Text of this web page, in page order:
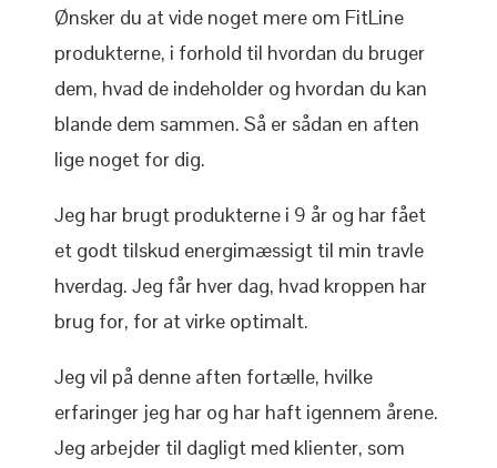
Ønsker du at vide noget mere om FitLine
produkterne, i forhold til hvordan du bruger
dem, hvad de indeholder og hvordan du kan
blande dem sammen. Så er sådan en aften
lige noget for dig.
Jeg har brugt produkterne i 9 år og har fået
et godt tilskud energimæssigt til min travle
hverdag. Jeg får hver dag, hvad kroppen har
brug for, for at virke optimalt.
Jeg vil på denne aften fortælle, hvilke
erfaringer jeg har og har haft igennem årene.
Jeg arbejder til dagligt med klienter, som